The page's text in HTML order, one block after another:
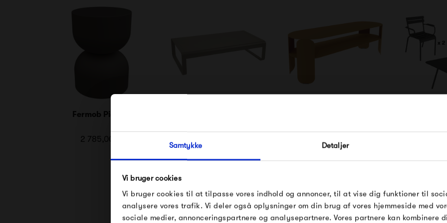
Samtykke Detaljer
Vi bruger cookies
Vi bruger cookies til at tilpasse vores indhold og annoncer, til at vise dig funktioner til
analysere vores trafik. Vi deler også oplysninger om din brug af vores hjemmeside med
sociale medier, annonceringspartnere og analysepartnere. Vores partnere kan kombinere
Fermob Piapolo
2 785,00 kr
FÅ 10% PÅ DIN NÆSTE
Gælder ikke på produkter fra Fermob,
Pop og i forvejen nedsatte produkter.